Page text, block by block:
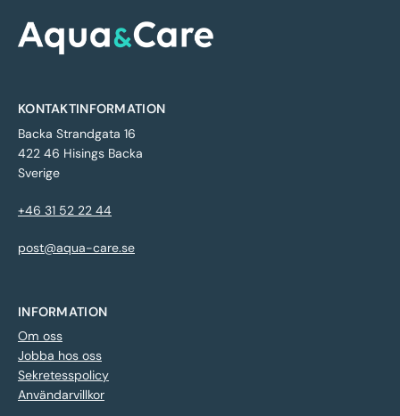
KONTAKTINFORMATION
Backa Strandgata 16
422 46 Hisings Backa
Sverige
+46 31 52 22 44
post@aqua-care.se
INFORMATION
Om oss
Jobba hos oss
Sekretesspolicy
Användarvillkor